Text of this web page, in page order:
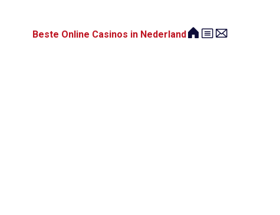
Beste Online Casinos in Nederland